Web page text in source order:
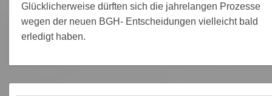
Glücklicherweise dürften sich die jahrelangen Prozesse
wegen der neuen BGH- Entscheidungen vielleicht bald
erledigt haben.